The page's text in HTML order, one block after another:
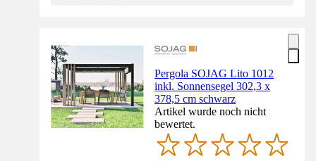
Pergola SOJAG Lito 1012
inkl. Sonnensegel 302,3 x
378,5 cm schwarz
Artikel wurde noch nicht
bewertet.